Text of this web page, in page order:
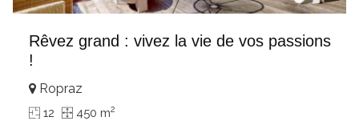
Rêvez grand : vivez la vie de vos passions
!
Ropraz
12 450 m2